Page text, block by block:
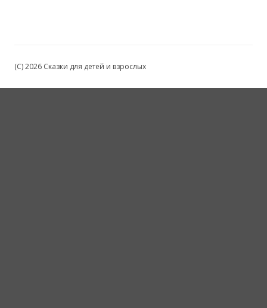
(C) 2026 Сказки для детей и взрослых